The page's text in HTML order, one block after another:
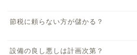
節税に頼らない方が儲かる？
設備の良し悪しは計画次第？